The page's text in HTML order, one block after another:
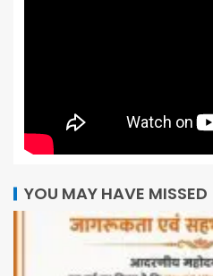
YOU MAY HAVE MISSED